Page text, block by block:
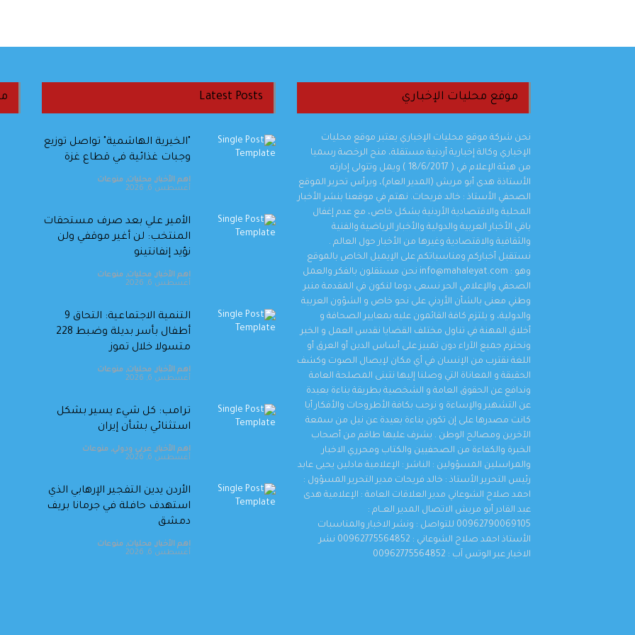
موقع محليات الإخباري
نحن شركة موقع محليات الإخباري يعتبر موقع محليات
الإخباري وكالة إخبارية أردنية مستقلة، منح الرخصة رسميا
من هيئة الإعلام في ( 18/6/2017 ) ويمل وتتولى إدارته
الأستاذة هدى أبو مريش (المدير العام)، ويرأس تحرير الموقع
الصحفي الأستاذ : خالد فريحات. نهتم في موقعنا بنشر الأخبار
المحلية والاقتصادية الأردنية بشكل خاص، مع عدم إغفال
باقي الأخبار العربية والدولية والأخبار الرياضية والفنية
والثقافية والاقتصادية وغيرها من الأخبار حول العالم .
نستقبل أخباركم ومناسباتكم على الإيميل الخاص بالموقع
وهو : info@mahaleyat.com نحن مستقلون بالفكر والعمل
الصحفي والإعلامي الحر نسعى دوما لنكون في المقدمة منبر
وطني معنى بالشأن الأردني على نحو خاص و الشؤون العربية
والدولية، و يلتزم كافة القائمون عليه بمعايير الصحافة و
أخلاق المهنة في تناول مختلف القضايا نقدس العمل و الخبر
ونحترم جميع الآراء دون تمييز على أساس الدين أو العرق أو
اللغة نقترب من الإنسان في أي مكان لإيصال الصوت وكشف
الحقيقة و المعاناة التي وصلنا إليها نتبنى المصلحة العامة
وندافع عن الحقوق العامة و الشخصية بطريقة بناءة بعيدة
عن التشهير والإساءة و نرحب بكافة الأطروحات والأفكار أيا
كانت مصدرها على إن تكون بناءة بعيدة عن نيل من سمعة
الآخرين ومصالح الوطن . يشرف عليها طاقم من أصحاب
الخبرة والكفاءة من الصحفيين والكتاب ومحرري الاخبار
والمراسلين المسؤولين : الناشر : الإعلامية مادلين يحيى عابد
رئيس التحرير الأستاذ : خالد فريحات مدير التحرير المسؤول :
احمد صلاح الشوعاني مدير العلاقات العامة : الإعلامية هدى
عبد القادر أبو مريش الاتصال المدير العــام :
00962790069105 للتواصل : ونشر الاخبار والمناسبات
الأستاذ احمد صلاح الشوعاني : 00962775564852 نشر
الاخبار عبر الوتس آب : 00962775564852
Latest Posts
"الخيرية الهاشمية" تواصل توزيع
وجبات غذائية في قطاع غزة
اهم الأخبار, محليات, منوعات
أغسطس 6, 2026
الأمير علي بعد صرف مستحقات
المنتخب: لن أغير موقفي ولن
نؤيد إنفانتينو
اهم الأخبار, محليات, منوعات
أغسطس 6, 2026
‏التنمية الاجتماعية: التحاق 9
أطفال بأسر بديلة وضبط 228
متسولا خلال تموز
اهم الأخبار, محليات, منوعات
أغسطس 6, 2026
ترامب: كل شيء يسير بشكل
استثنائي بشأن إيران
اهم الأخبار, عربي ودولي, منوعات
أغسطس 6, 2026
الأردن يدين التفجير الإرهابي الذي
استهدف حافلة في جرمانا بريف
دمشق
اهم الأخبار, محليات, منوعات
أغسطس 6, 2026